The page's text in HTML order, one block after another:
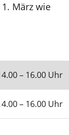
März wie
– 16.00 Uhr
– 16.00 Uhr